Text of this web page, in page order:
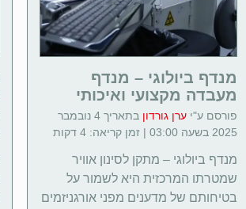
מנדף ביולוגי – מנדף
מעבדה מקצועי ואיכותי
פורסם ע"י ערן גורדון
בתאריך 4 נובמבר
2025 בשעה 03:00 | זמן קריאה: 4 דקות
מנדף ביולוגי – מתקן לסינון אוויר
שמטרתו המרכזית היא לשמור על
בטיחותם של מדענים מפני אורגניזמים